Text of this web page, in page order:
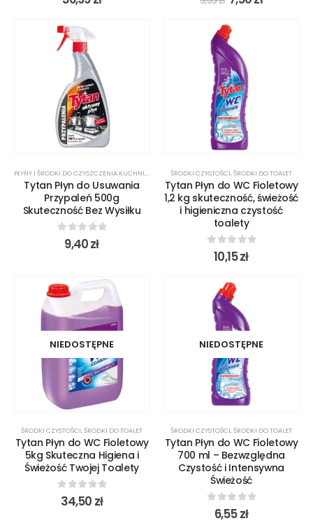
PŁYNY I ŚRODKI DO CZYSZCZENIA KUCHNI,ŚRODKI CZYSTOŚCI
Tytan Płyn do Usuwania
Przypaleń 500g
Skuteczność Bez Wysiłku
out of 5
9,40zł
ŚRODKI CZYSTOŚCI,ŚRODKI DO TOALET
Tytan Płyn do WC Fioletowy
1,2 kg skuteczność, świeżość
i higieniczna czystość
toalety
out of 5
10,15zł
NIEDOSTĘPNE
ŚRODKI CZYSTOŚCI,ŚRODKI DO TOALET
Tytan Płyn do WC Fioletowy
5kg Skuteczna Higiena i
Świeżość Twojej Toalety
0out of 5
34,50 zł
NIEDOSTĘPNE
ŚRODKI CZYSTOŚCI,ŚRODKI DO TOALET
Tytan Płyn do WC Fioletowy
700 ml – Bezwzględna
Czystość i Intensywna
Świeżość
out of 5
6,55zł